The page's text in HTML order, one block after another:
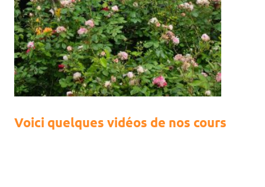
Voici quelques vidéos de nos cours